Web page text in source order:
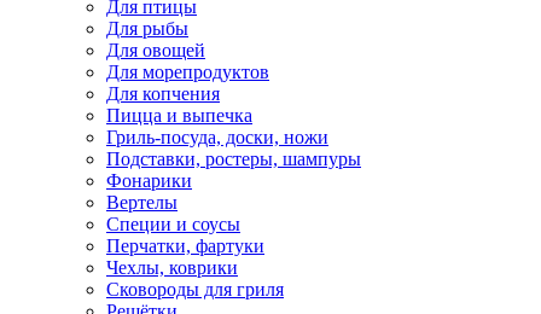
Для птицы
Для рыбы
Для овощей
Для морепродуктов
Для копчения
Пицца и выпечка
Гриль-посуда, доски, ножи
Подставки, ростеры, шампуры
Фонарики
Вертелы
Специи и соусы
Перчатки, фартуки
Чехлы, коврики
Сковороды для гриля